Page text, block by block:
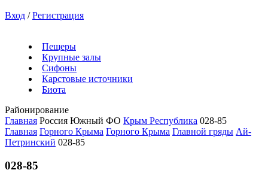
Вход / Регистрация
Пещеры
Крупные залы
Сифоны
Карстовые источники
Биота
Районирование
Главная Россия Южный ФО Крым Республика 028-85
Главная Горного Крыма Горного Крыма Главной гряды Ай-
Петринский 028-85
028-85